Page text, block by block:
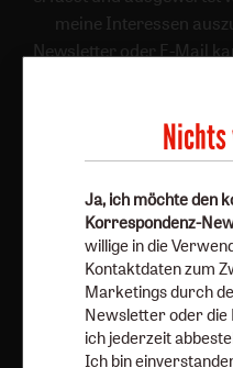
meine Interessen
Newsletter oder E-Mail
Nichts
Ja, ich möchte den
Korrespondenz-
willige in die
Kontaktdaten zum
Marketings durch
Newsletter oder die
ich jederzeit
Ich bin